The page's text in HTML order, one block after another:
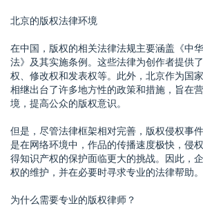
北京的版权法律环境
在中国，版权的相关法律法规主要涵盖《中
法》及其实施条例。这些法律为创作者提供
权、修改权和发表权等。此外，北京作为国
相继出台了许多地方性的政策和措施，旨在
境，提高公众的版权意识。
但是，尽管法律框架相对完善，版权侵权事
是在网络环境中，作品的传播速度极快，侵
得知识产权的保护面临更大的挑战。因此，
权的维护，并在必要时寻求专业的法律帮助。
为什么需要专业的版权律师？